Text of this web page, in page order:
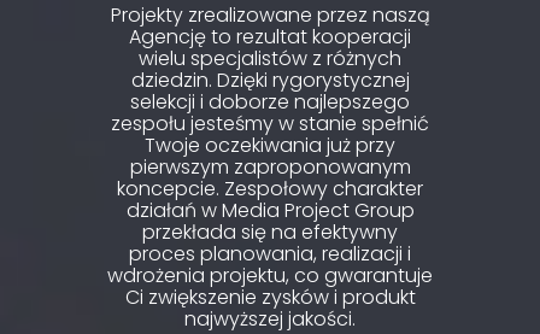
Projekty zrealizowane przez naszą
Agencję to rezultat kooperacji
wielu specjalistów z różnych
dziedzin. Dzięki rygorystycznej
selekcji i doborze najlepszego
zespołu jesteśmy w stanie spełnić
Twoje oczekiwania już przy
pierwszym zaproponowanym
koncepcie. Zespołowy charakter
działań w Media Project Group
przekłada się na efektywny
proces planowania, realizacji i
wdrożenia projektu, co gwarantuje
Ci zwiększenie zysków i produkt
najwyższej jakości.